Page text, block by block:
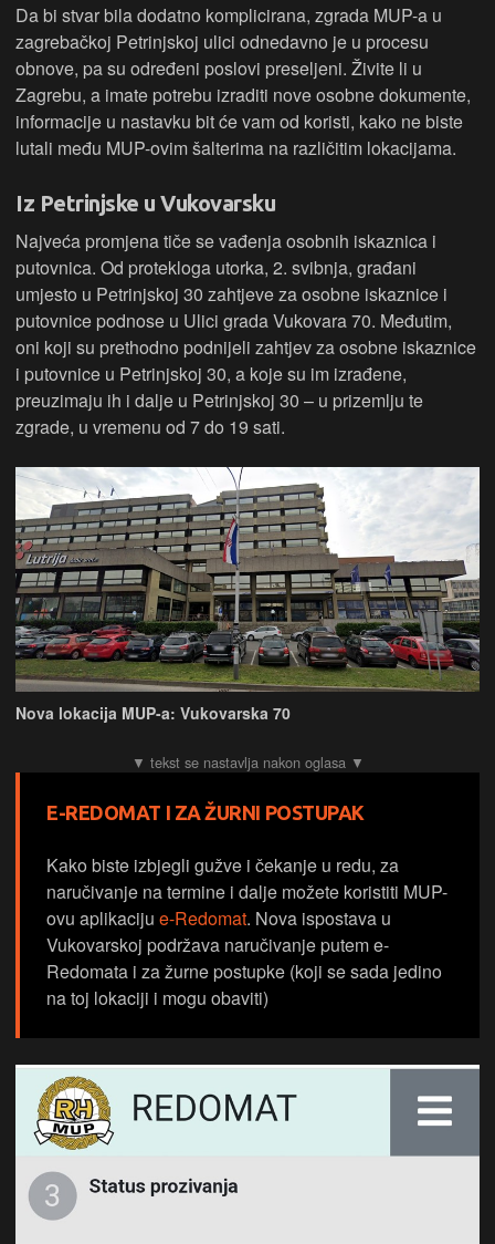
Da bi stvar bila dodatno komplicirana, zgrada MUP-a u
zagrebačkoj Petrinjskoj ulici odnedavno je u procesu
obnove, pa su određeni poslovi preseljeni. Živite li u
Zagrebu, a imate potrebu izraditi nove osobne dokumente,
informacije u nastavku bit će vam od koristi, kako ne biste
lutali među MUP-ovim šalterima na različitim lokacijama.
Iz Petrinjske u Vukovarsku
Najveća promjena tiče se vađenja osobnih iskaznica i
putovnica. Od protekloga utorka, 2. svibnja, građani
umjesto u Petrinjskoj 30 zahtjeve za osobne iskaznice i
putovnice podnose u Ulici grada Vukovara 70. Međutim,
oni koji su prethodno podnijeli zahtjev za osobne iskaznice
i putovnice u Petrinjskoj 30, a koje su im izrađene,
preuzimaju ih i dalje u Petrinjskoj 30 – u prizemlju te
zgrade, u vremenu od 7 do 19 sati.
Nova lokacija MUP-a: Vukovarska 70
E-REDOMAT I ZA ŽURNI POSTUPAK
Kako biste izbjegli gužve i čekanje u redu, za
naručivanje na termine i dalje možete koristiti MUP-
ovu aplikaciju e-Redomat. Nova ispostava u
Vukovarskoj podržava naručivanje putem e-
Redomata i za žurne postupke (koji se sada jedino
na toj lokaciji i mogu obaviti)